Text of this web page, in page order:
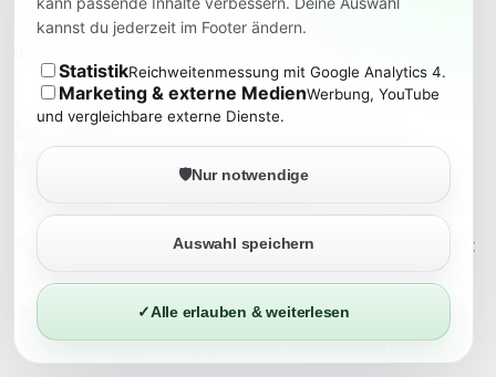
ist als nur ein Router – sie macht dein Zuhause
Vorteile gegenüber herkömmlichen
Routern
Viele Router auf dem Markt bieten nur die WLAN-
Funktion. Die Fritz!Box 7690 geht deutlich weiter:
Zentrale Steuerung: Kein Durcheinander
verschiedener Apps oder Geräte mehr.
kannst du jederzeit im Footer ändern.
StatistikReichweitenmessung mit Google Analytics 4.
Marketing & externe MedienWerbung, YouTube
und vergleichbare externe Dienste.
🛡️Nur notwendige
Auswahl speichern
✓Alle erlauben & weiterlesen